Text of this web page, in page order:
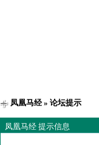
凤凰马经» 论坛提示
凤凰马经 提示信息